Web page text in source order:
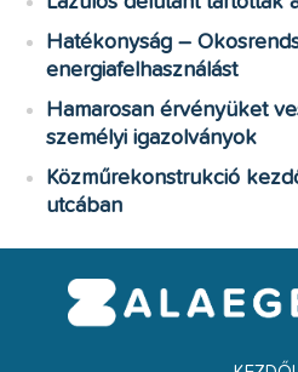
Hatékonyság –
energiafelhasználást
Hamarosan érvényüket
személyi igazolványok
Közműrekonstrukció
utcában